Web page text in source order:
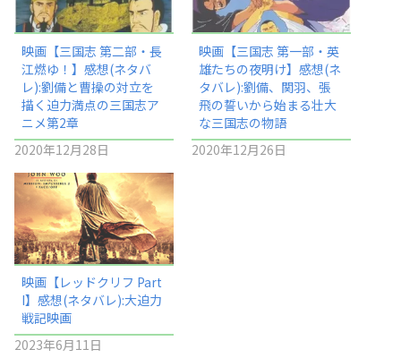
映画【三国志 第二部・長
江燃ゆ！】感想(ネタバ
レ):劉備と曹操の対立を
描く迫力満点の三国志ア
ニメ第2章
2020年12月28日
映画【三国志 第一部・英
雄たちの夜明け】感想(ネ
タバレ):劉備、関羽、張
飛の誓いから始まる壮大
な三国志の物語
2020年12月26日
映画【レッドクリフ Part
I】感想(ネタバレ):大迫力
戦記映画
2023年6月11日